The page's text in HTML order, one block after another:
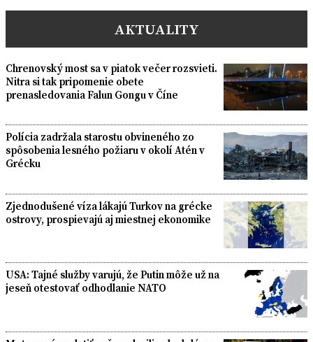
AKTUALITY
Chrenovský most sa v piatok večer rozsvieti.
Nitra si tak pripomenie obete
prenasledovania Falun Gongu v Číne
Polícia zadržala starostu obvineného zo
spôsobenia lesného požiaru v okolí Atén v
Grécku
Zjednodušené víza lákajú Turkov na grécke
ostrovy, prospievajú aj miestnej ekonomike
USA: Tajné služby varujú, že Putin môže už na
jeseň otestovať odhodlanie NATO